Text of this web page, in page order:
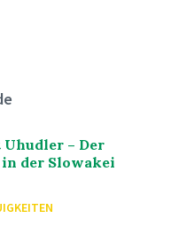
– Der
in der Slowakei